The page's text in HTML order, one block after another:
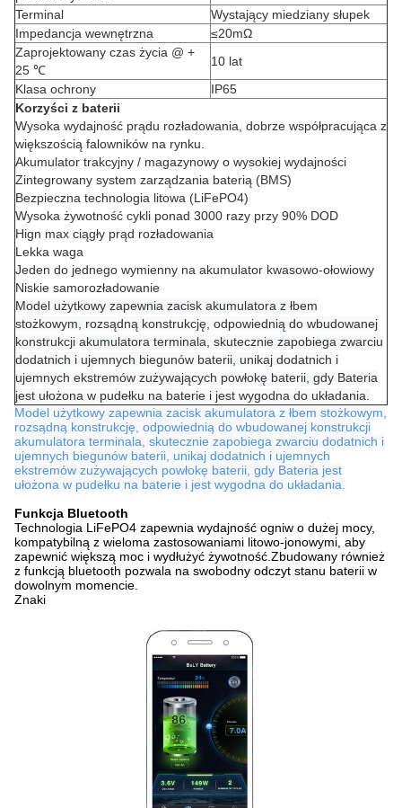
Terminal
Wystający miedziany słupek
Impedancja wewnętrzna
≤20mΩ
Zaprojektowany czas życia @ +
25 ℃
10 lat
Klasa ochrony
IP65
Korzyści z baterii
Wysoka wydajność prądu rozładowania, dobrze współpracująca z
większością falowników na rynku.
Akumulator trakcyjny / magazynowy o wysokiej wydajności
Zintegrowany system zarządzania baterią (BMS)
Bezpieczna technologia litowa (LiFePO4)
Wysoka żywotność cykli ponad 3000 razy przy 90% DOD
Hign max ciągły prąd rozładowania
Lekka waga
Jeden do jednego wymienny na akumulator kwasowo-ołowiowy
Niskie samorozładowanie
Model użytkowy zapewnia zacisk akumulatora z łbem
stożkowym, rozsądną konstrukcję, odpowiednią do wbudowanej
konstrukcji akumulatora terminala, skutecznie zapobiega zwarciu
dodatnich i ujemnych biegunów baterii, unikaj dodatnich i
ujemnych ekstremów zużywających powłokę baterii, gdy Bateria
jest ułożona w pudełku na baterie i jest wygodna do układania.
Model użytkowy zapewnia zacisk akumulatora z łbem stożkowym,
rozsądną konstrukcję, odpowiednią do wbudowanej konstrukcji
akumulatora terminala, skutecznie zapobiega zwarciu dodatnich i
ujemnych biegunów baterii, unikaj dodatnich i ujemnych
ekstremów zużywających powłokę baterii, gdy Bateria jest
ułożona w pudełku na baterie i jest wygodna do układania.
Funkcja Bluetooth
Technologia LiFePO4 zapewnia wydajność ogniw o dużej mocy,
kompatybilną z wieloma zastosowaniami litowo-jonowymi, aby
zapewnić większą moc i wydłużyć żywotność.Zbudowany również
z funkcją bluetooth pozwala na swobodny odczyt stanu baterii w
dowolnym momencie.
Znaki